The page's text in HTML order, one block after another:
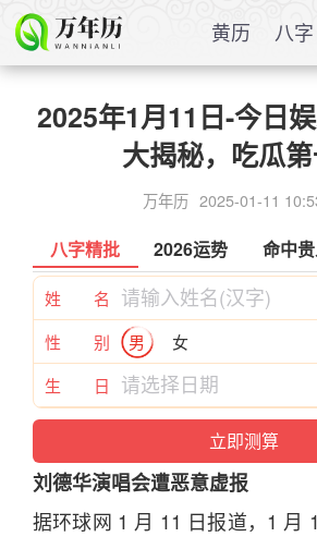
黄历 八字
2025年1月11日-今日
大揭秘，吃瓜
万年历 2025-01-11
八字精批 2026运势 命中
姓 名
性 别
男
女
生 日
刘德华演唱会遭恶意虚报
据环球网 1 月 11 日报道，1 月